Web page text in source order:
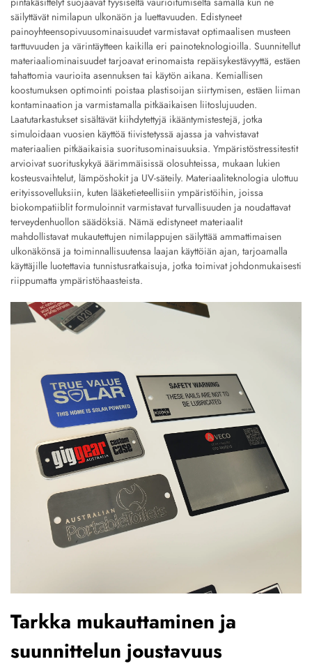
säilyttävät nimilapun ulkonäön ja luettavuuden. Edistyneet
painoyhteensopivuusominaisuudet varmistavat optimaalisen musteen
tarttuvuuden ja värintäytteen kaikilla eri painoteknologioilla. Suunnitellut
materiaaliominaisuudet tarjoavat erinomaista repäisykestävyyttä, estäen
tahattomia vaurioita asennuksen tai käytön aikana. Kemiallisen
koostumuksen optimointi poistaa plastisoijan siirtymisen, estäen liiman
kontaminaation ja varmistamalla pitkäaikaisen liitoslujuuden.
Laatutarkastukset sisältävät kiihdytettyjä ikääntymistestejä, jotka
simuloidaan vuosien käyttöä tiivistetyssä ajassa ja vahvistavat
materiaalien pitkäaikaisia suoritusominaisuuksia. Ympäristöstressitestit
arvioivat suorituskykyä äärimmäisissä olosuhteissa, mukaan lukien
kosteusvaihtelut, lämpöshokit ja UV-säteily. Materiaaliteknologia ulottuu
erityissovelluksiin, kuten lääketieteellisiin ympäristöihin, joissa
biokompatiiblit formuloinnit varmistavat turvallisuuden ja noudattavat
terveydenhuollon säädöksiä. Nämä edistyneet materiaalit
mahdollistavat mukautettujen nimilappujen säilyttää ammattimaisen
ulkonäkönsä ja toiminnallisuutensa laajan käyttöiän ajan, tarjoamalla
käyttäjille luotettavia tunnistusratkaisuja, jotka toimivat johdonmukaisesti
riippumatta ympäristöhaasteista.
Tarkka mukauttaminen ja
suunnittelun joustavuus